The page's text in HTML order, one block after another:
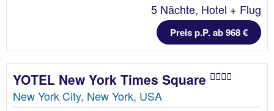
5 Nächte, Hotel + Flug
Preis p.P. ab 968 €
YOTEL New York Times Square
New York City, New York, USA